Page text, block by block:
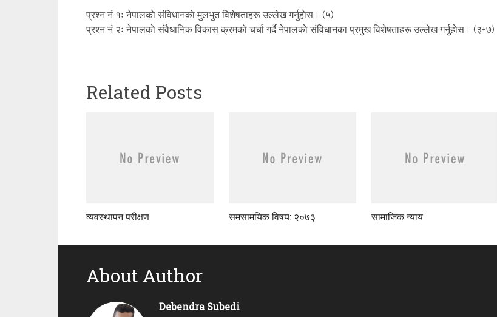
प्रश्न नं १ः नेपालकाे संविधानकाे मुलभुत विशेषताहरू उल्लेख गर्नुहाेस। (५)
प्रश्न नं २ः नेपालकाे संवैधानिक विकास क्रमकाे चर्चा गर्दै नेपालकाे संविधानका प्रमुख विशेषताहरू उल्लेख गर्नुहाेस। (३+७)
Related Posts
व्यवस्थापन परीक्षण समसामयिक विषय: २०७३ सामाजिक न्याय
About Author
Debendra Subedi